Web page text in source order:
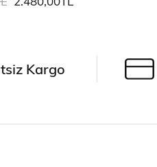
Kargo